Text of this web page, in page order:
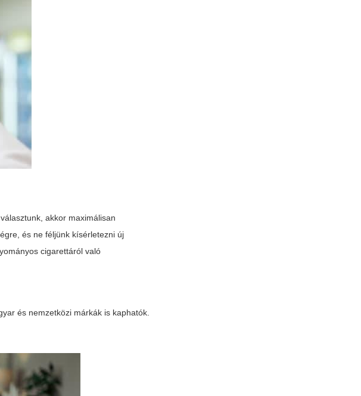
akkor maximálisan
és ne féljünk kísérletezni új
cigarettáról való
és nemzetközi márkák is kaphatók.